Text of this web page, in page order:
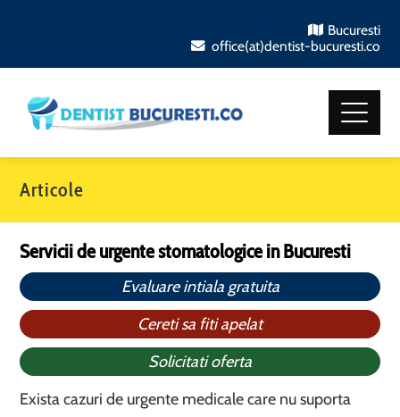
Bucuresti
office(at)dentist-bucuresti.co
Articole
Servicii de urgente stomatologice in Bucuresti
Evaluare intiala gratuita
Cereti sa fiti apelat
Solicitati oferta
Exista cazuri de urgente medicale care nu suporta